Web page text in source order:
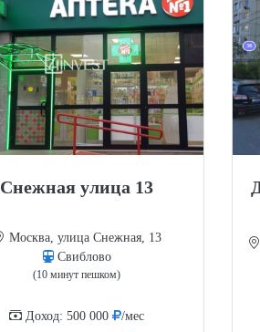
Снежная улица 13
Москва, улица Снежная, 13
Свиблово
(10 минут пешком)
Доход: 500 000 /мес